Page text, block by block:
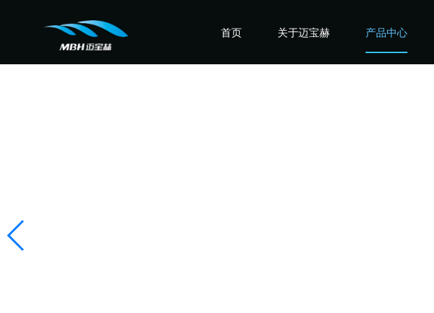
首页 关于迈宝赫 产品中心